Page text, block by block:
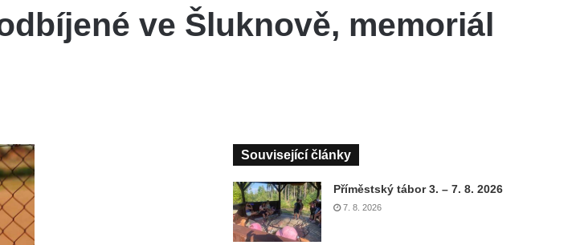
ve Šluknově, memoriál
Související články
Příměstský tábor 3. – 7. 8. 2026
7. 8. 2026